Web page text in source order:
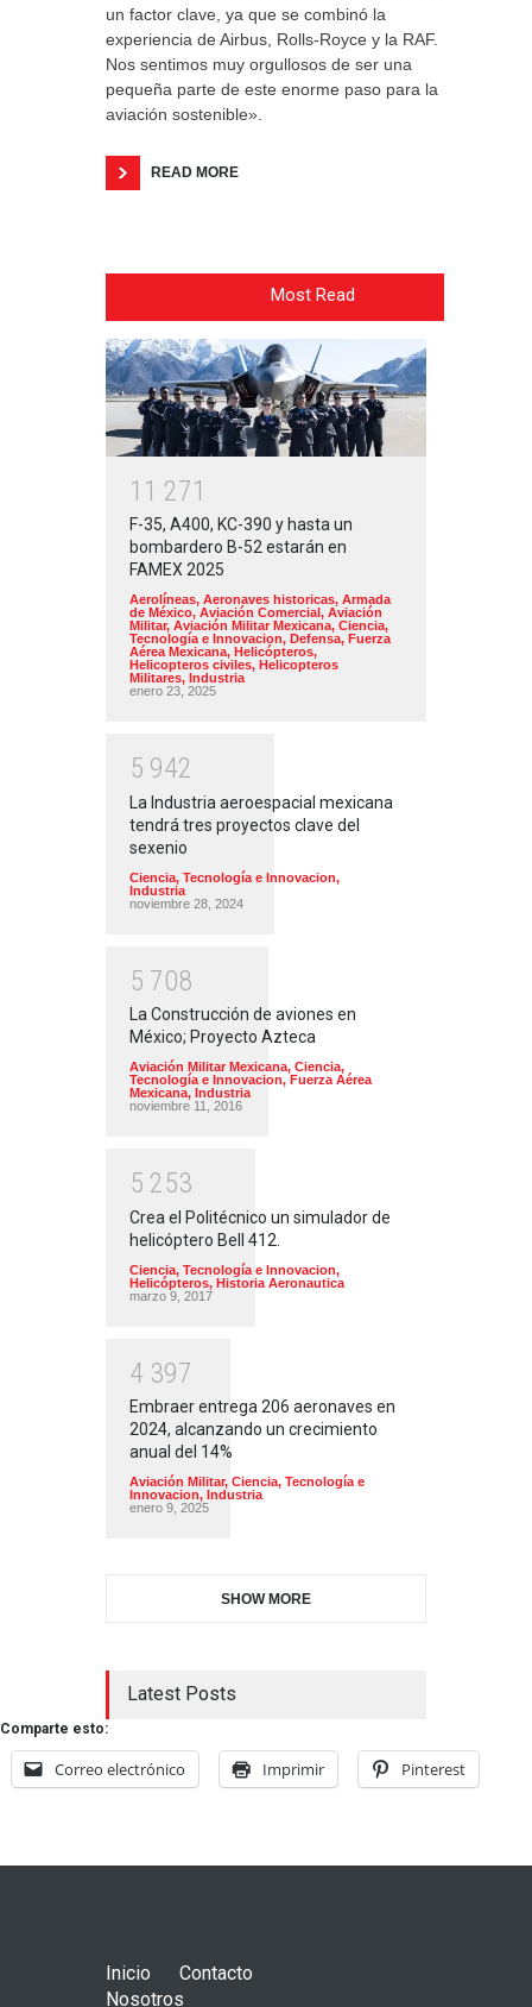
un factor clave, ya que se combinó la
experiencia de Airbus, Rolls-Royce y la RAF.
Nos sentimos muy orgullosos de ser una
pequeña parte de este enorme paso para la
aviación sostenible».
READ MORE
Most Read
1 1 271
F-35, A400, KC-390 y hasta un
bombardero B-52 estarán en
FAMEX 2025
Aerolíneas, Aeronaves historicas, Armada
de México, Aviación Comercial, Aviación
Militar, Aviación Militar Mexicana, Ciencia,
Tecnología e Innovacion, Defensa, Fuerza
Aérea Mexicana, Helicópteros,
Helicopteros civiles, Helicopteros
Militares, Industria
enero 23, 2025
5 942
La Industria aeroespacial mexicana
tendrá tres proyectos clave del
sexenio
Ciencia, Tecnología e Innovacion,
Industria
noviembre 28, 2024
5 708
La Construcción de aviones en
México; Proyecto Azteca
Aviación Militar Mexicana, Ciencia,
Tecnología e Innovacion, Fuerza Aérea
Mexicana, Industria
noviembre 11, 2016
5 253
Crea el Politécnico un simulador de
helicóptero Bell 412.
Ciencia, Tecnología e Innovacion,
Helicópteros, Historia Aeronautica
marzo 9, 2017
4 397
Embraer entrega 206 aeronaves en
2024, alcanzando un crecimiento
anual del 14%
Aviación Militar, Ciencia, Tecnología e
Innovacion, Industria
enero 9, 2025
SHOW MORE
Latest Posts
Comparte esto:
Correo electrónico Imprimir Pinterest
Inicio
Contacto
Nosotros